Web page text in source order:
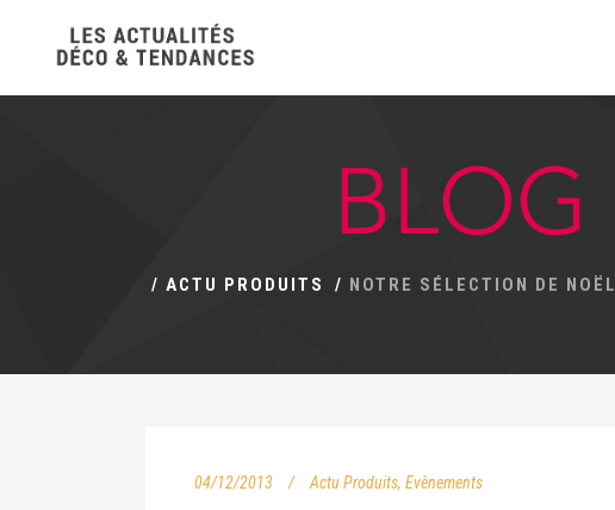
/ ACTU PRODUITS / NOTRE SÉLECTION DE NOËL
04/12/2013 Actu Produits, Evènements